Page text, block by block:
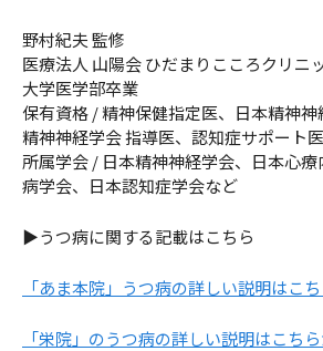
野村紀夫 監修
医療法人 山陽会 ひだまりこころクリニ
大学医学部卒業
保有資格 / 精神保健指定医、日本精神
精神神経学会 指導医、認知症サポート
所属学会 / 日本精神神経学会、日本心
病学会、日本認知症学会など
▶うつ病に関する記載はこちら
「あま本院」うつ病の詳しい説明はこ
「栄院」のうつ病の詳しい説明はこち